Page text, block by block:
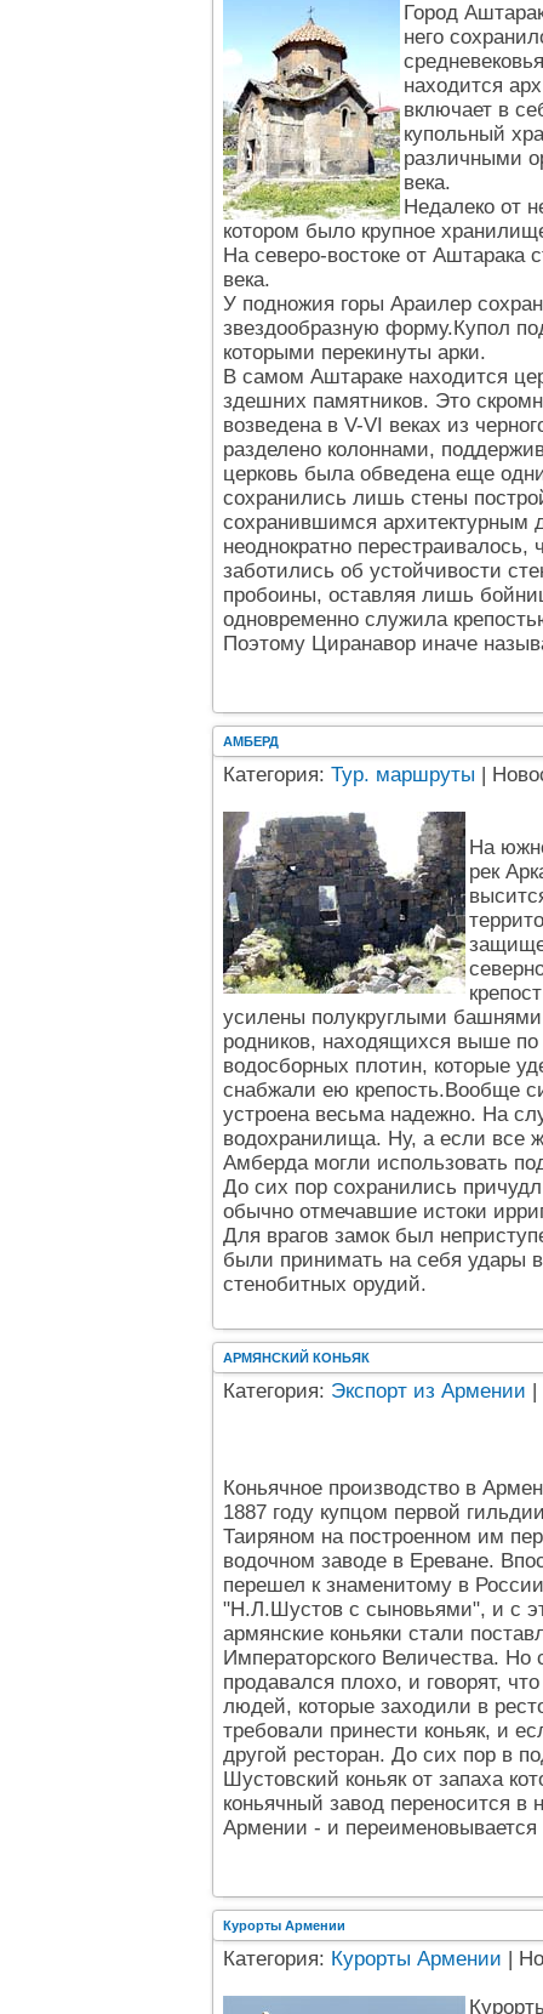
Город
него
находится
включает в
купольный
различными
века.
Недалеко от
котором было крупное
На северо-востоке от Аштарака
века.
У подножия горы Араилер
звездообразную форму.Купол
которыми перекинуты арки.
В самом Аштараке находится
здешних памятников. Это
возведена в V-VI веках из
разделено колоннами,
церковь была обведена еще
сохранились лишь стены
сохранившимся архитектурным
неоднократно
заботились об устойчивости
пробоины, оставляя лишь
одновременно служила
Поэтому Циранавор иначе
АМБЕРД
Категория: Тур. маршруты |
На
рек
усилены полукруглыми
родников, находящихся выше по
водосборных плотин, которые
снабжали ею крепость.Вообще
устроена весьма надежно. На
водохранилища. Ну, а если все
Амберда могли использовать
До сих пор сохранились
обычно отмечавшие истоки
Для врагов замок был
были принимать на себя удары
стенобитных орудий.
АРМЯНСКИЙ КОНЬЯК
Категория: Экспорт из Армении |
Коньячное производство в
1887 году купцом первой
Таиряном на построенном им
водочном заводе в Ереване.
перешел к знаменитому в
"Н.Л.Шустов с сыновьями", и с
армянские коньяки стали
Императорского Величества. Но
продавался плохо, и говорят,
людей, которые заходили в
требовали принести коньяк, и
другой ресторан. До сих пор в
Шустовский коньяк от запаха
коньячный завод переносится в
Армении - и
Курорты Армении
Категория: Курорты Армении |